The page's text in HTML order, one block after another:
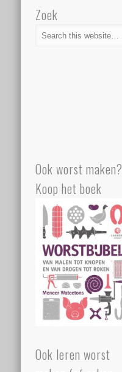
Zoek
Ook worst maken?
Koop het boek
Ook leren worst